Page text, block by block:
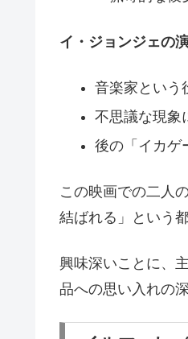
イ・ジョンジェの
音楽家という
不思議な現象
後の「イカゲ
この映画での二人
結ばれる」という
興味深いことに、
品への思い入れの